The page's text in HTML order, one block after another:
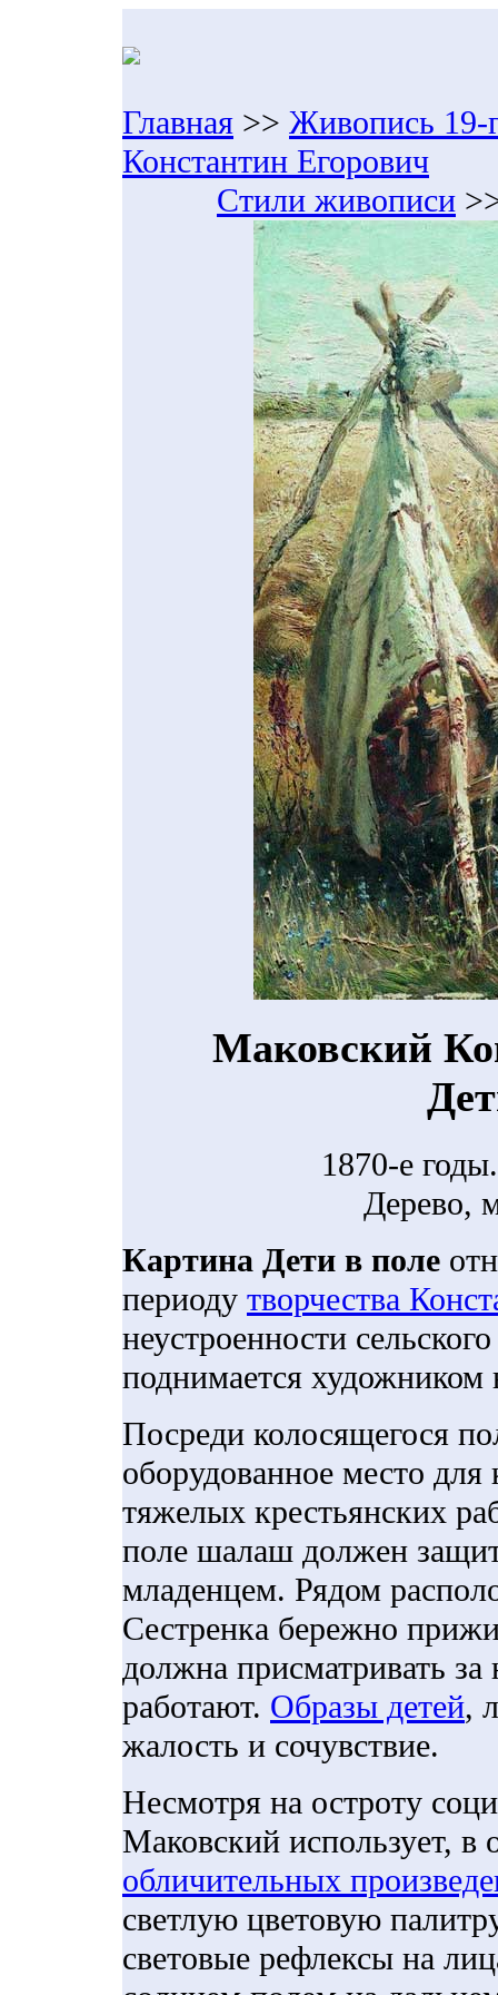
Главная >> Живопись 19-
Константин Егорович
Стили живописи
Маковский
1870-е
Дерево,
Картина Дети в поле
периоду творчества
неустроенности
поднимается художником
Посреди колосящегося
оборудованное место для
тяжелых крестьянских
поле шалаш должен
младенцем. Рядом
Сестренка бережно
должна присматривать
работают. Образы детей,
жалость и сочувствие.
Несмотря на остроту
Маковский использует, в
обличительных
светлую цветовую
световые рефлексы на